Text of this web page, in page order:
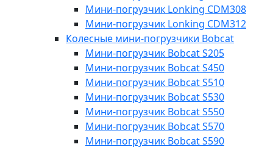
Мини-погрузчик Lonking CDM308
Мини-погрузчик Lonking CDM312
Колесные мини-погрузчики Bobcat
Мини-погрузчик Bobcat S205
Мини-погрузчик Bobcat S450
Мини-погрузчик Bobcat S510
Мини-погрузчик Bobcat S530
Мини-погрузчик Bobcat S550
Мини-погрузчик Bobcat S570
Мини-погрузчик Bobcat S590